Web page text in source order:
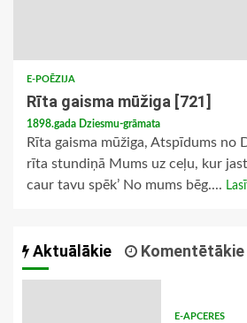
E-POĒZIJA
Rīta gaisma mūžiga [721]
1898.gada Dziesmu-grāmata
Rīta gaisma mūžiga, Atspīdums no
rīta stundiņā Mums uz ceļu, kur
caur tavu spēk’ No mums bēg....
Aktuālākie Komentētākie
E-APCERES